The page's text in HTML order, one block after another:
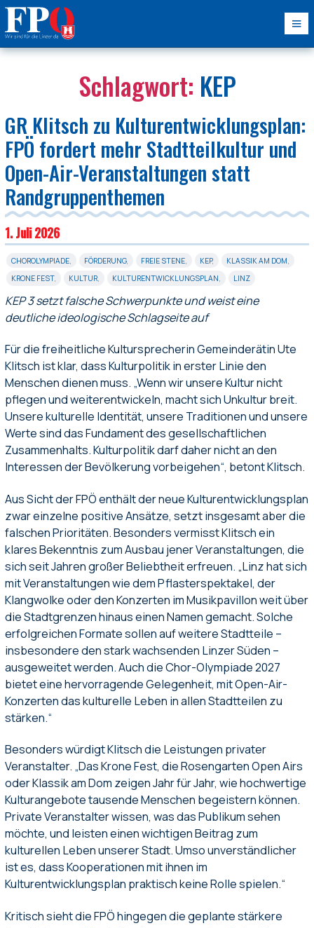
Schlagwort: KEP
GR Klitsch zu Kulturentwicklungsplan:
FPÖ fordert mehr Stadtteilkultur und
Open-Air-Veranstaltungen statt
Randgruppenthemen
1. Juli 2026
CHOROLYMPIADE FÖRDERUNG, FREIE STENE KEP, KLASSIK AM DOM
KRONE FEST, KULTUR KULTURENTWICKLUNGSPLAN LINZ
KEP 3 setzt falsche Schwerpunkte und weist eine
deutliche ideologische Schlagseite auf
Für die freiheitliche Kultursprecherin Gemeinderätin Ute
Klitsch ist klar, dass Kulturpolitik in erster Linie den
Menschen dienen muss. „Wenn wir unsere Kultur nicht
pflegen und weiterentwickeln, macht sich Unkultur breit.
Unsere kulturelle Identität, unsere Traditionen und unsere
Werte sind das Fundament des gesellschaftlichen
Zusammenhalts. Kulturpolitik darf daher nicht an den
Interessen der Bevölkerung vorbeigehen“, betont Klitsch.
Aus Sicht der FPÖ enthält der neue Kulturentwicklungsplan
zwar einzelne positive Ansätze, setzt insgesamt aber die
falschen Prioritäten. Besonders vermisst Klitsch ein
klares Bekenntnis zum Ausbau jener Veranstaltungen, die
sich seit Jahren großer Beliebtheit erfreuen. „Linz hat sich
mit Veranstaltungen wie dem Pflasterspektakel, der
Klangwolke oder den Konzerten im Musikpavillon weit über
die Stadtgrenzen hinaus einen Namen gemacht. Solche
erfolgreichen Formate sollen auf weitere Stadtteile –
insbesondere den stark wachsenden Linzer Süden –
ausgeweitet werden. Auch die Chor-Olympiade 2027
bietet eine hervorragende Gelegenheit, mit Open-Air-
Konzerten das kulturelle Leben in allen Stadtteilen zu
stärken.“
Besonders würdigt Klitsch die Leistungen privater
Veranstalter. „Das Krone Fest, die Rosengarten Open Airs
oder Klassik am Dom zeigen Jahr für Jahr, wie hochwertige
Kulturangebote tausende Menschen begeistern können.
Private Veranstalter wissen, was das Publikum sehen
möchte, und leisten einen wichtigen Beitrag zum
kulturellen Leben unserer Stadt. Umso unverständlicher
ist es, dass Kooperationen mit ihnen im
Kulturentwicklungsplan praktisch keine Rolle spielen.“
Kritisch sieht die FPÖ hingegen die geplante stärkere